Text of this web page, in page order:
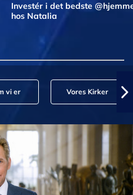
Investér i det bedste
hos Natalia
vi er Vores Kirker